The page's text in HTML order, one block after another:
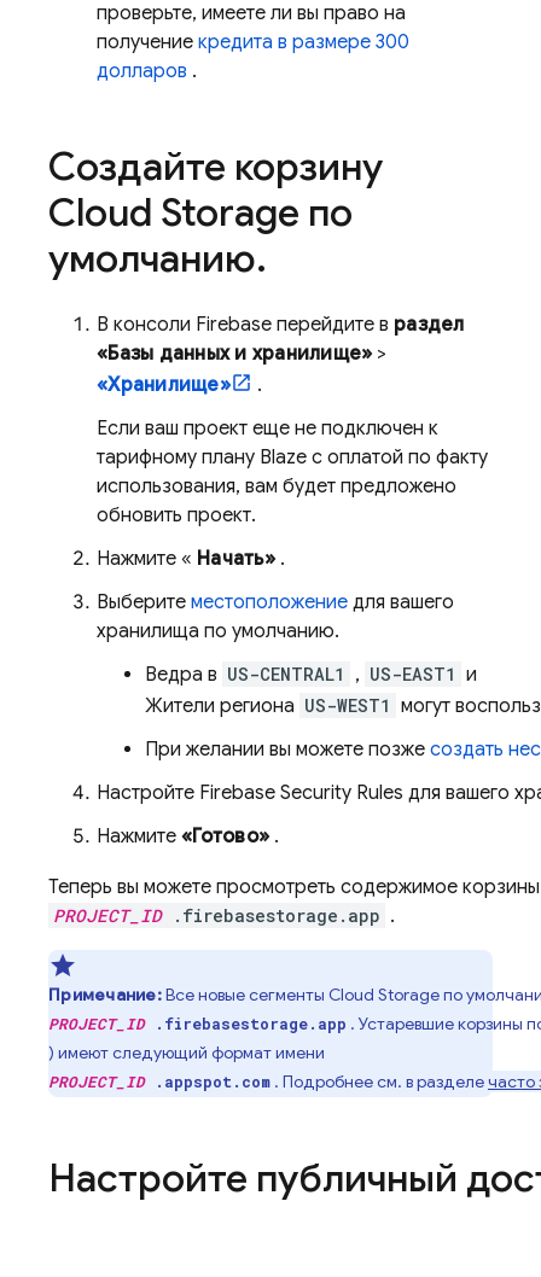
проверьте, имеете ли вы право на
получение кредита в размере 300
долларов .
Создайте корзину
Cloud Storage по
умолчанию.
В консоли Firebase перейдите в раздел
«Базы данных и хранилище» >
«Хранилище»
.
Если ваш проект еще не подключен к
тарифному плану Blaze с оплатой по факту
использования, вам будет предложено
обновить проект.
Нажмите « Начать».
Выберите местоположение для вашего
хранилища по умолчанию.
Ведра в US-CENTRAL1 , US-EAST1 и
Жители региона US-WEST1 могут
При желании вы можете позже создать
Настройте Firebase Security Rules для вашего
Нажмите «Готово» .
Теперь вы можете просмотреть содержимое
PROJECT_ID.firebasestorage.app .
Примечание:Все новые сегменты Cloud Storageпо
PROJECT_ID.firebasestorage.app . Устаревшие корзины
) имеют следующий формат имени
PROJECT_ID.appspot.com . Подробнее см. в разделечасто
Настройте публичный